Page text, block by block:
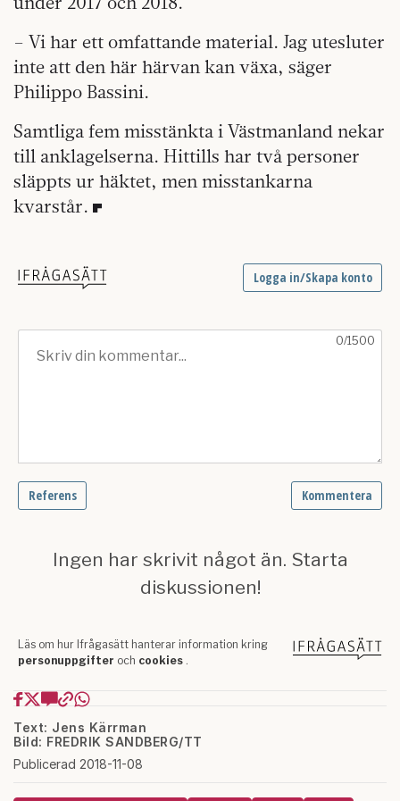
– Vi har ett omfattande material. Jag utesluter
inte att den här härvan kan växa, säger
Philippo Bassini.
Samtliga fem misstänkta i Västmanland nekar
till anklagelserna. Hittills har två personer
släppts ur häktet, men misstankarna
kvarstår.
Text: Jens Kärrman
Bild: FREDRIK SANDBERG/TT
Publicerad 2018-11-08